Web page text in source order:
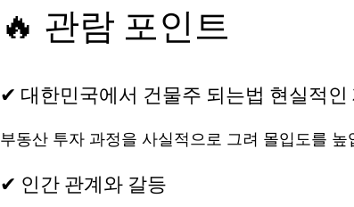
🔥 관람 포인트
✔ 대한민국에서 건물주 되는법 현실적인
부동산 투자 과정을 사실적으로 그려 몰입도를 높
✔ 인간 관계와 갈등